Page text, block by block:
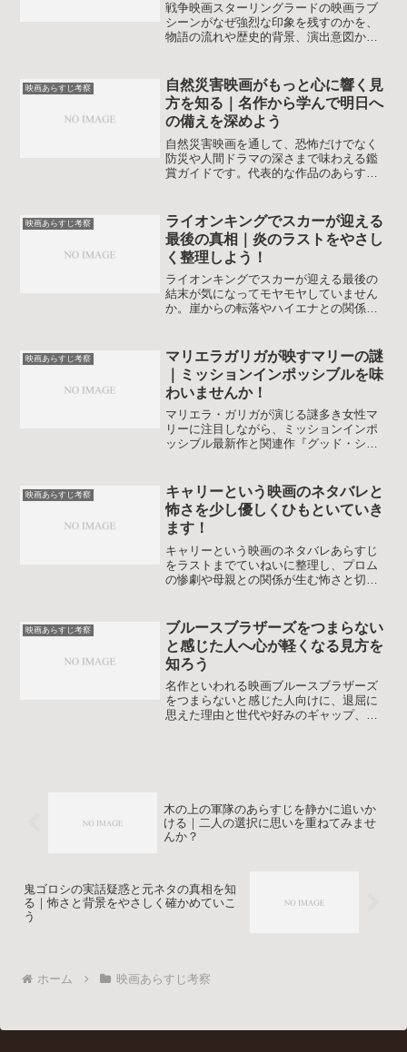
戦争映画スターリングラードの映画ラブ
シーンがなぜ強烈な印象を残すのかを、
物語の流れや歴史的背景、演出意図から
モヤモヤをすっきりさせたい人に役立つ
読み物になっていますね。
映画あらすじ考察
自然災害映画がもっと心に響く見
方を知る｜名作から学んで明日へ
の備えを深めよう
自然災害映画を通して、恐怖だけでなく
防災や人間ドラマの深さまで味わえる鑑
賞ガイドです。代表的な作品のあらすじ
寧に解説します。
映画あらすじ考察
ライオンキングでスカーが迎える
最後の真相｜炎のラストをやさし
く整理しよう！
ライオンキングでスカーが迎える最後の
結末が気になってモヤモヤしていません
か。崖からの転落やハイエナとの関係、
します。子どもと一緒に見るときの伝え
方のヒントも紹介します。
映画あらすじ考察
マリエラガリガが映すマリーの謎
｜ミッションインポッシブルを味
わいませんか！
マリエラ・ガリガが演じる謎多き女性マ
リーに注目しながら、ミッションインポ
ッシブル最新作と関連作『グッド・シリ
リアの背景や今後の活躍もあわせてまと
めた入門ガイドです。映画ファンにもお
すすめです。
映画あらすじ考察
キャリーという映画のネタバレと
怖さを少し優しくひもといていき
ます！
キャリーという映画のネタバレあらすじ
をラストまでていねいに整理し、プロム
の惨劇や母親との関係が生む怖さと切な
ーマまで分かりやすく振り返れる内容で
す。
映画あらすじ考察
ブルースブラザーズをつまらない
と感じた人へ心が軽くなる見方を
知ろう
名作といわれる映画ブルースブラザーズ
をつまらないと感じた人向けに、退屈に
思えた理由と世代や好みのギャップ、音
木の上の軍隊のあらすじを静かに追いか
ける｜二人の選択に思いを重ねてみませ
んか？
鬼ゴロシの実話疑惑と元ネタの真相を知
る｜怖さと背景をやさしく確かめていこ
う
ホーム 映画あらすじ考察